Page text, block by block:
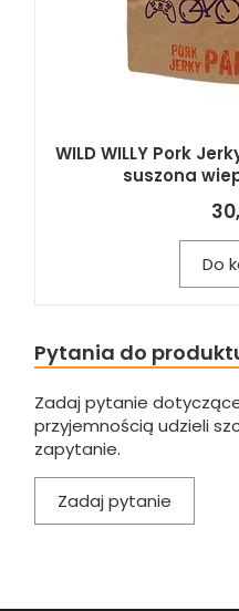
WILD WILLY Pork
suszona
Do
Pytania do
Zadaj pytanie
przyjemnością udzieli
zapytanie.
Zadaj pytanie